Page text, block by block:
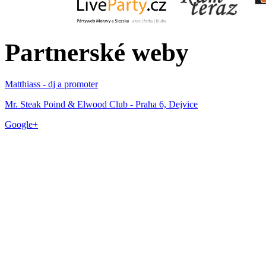
Partnerské weby
Matthiass - dj a promoter
Mr. Steak Poind & Elwood Club - Praha 6, Dejvice
Google+